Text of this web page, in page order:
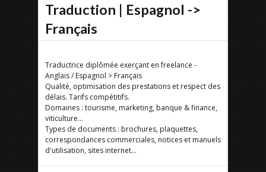
Traduction | Espagnol ->
Français
Traductrice diplômée exerçant en freelance -
Anglais / Espagnol > Français
Qualité, optimisation des prestations et respect des
délais. Tarifs compétitifs.
Domaines : tourisme, marketing, banque & finance,
viticulture...
Types de documents : brochures, plaquettes,
correspondances commerciales, notices et manuels
d'utilisation, sites internet...